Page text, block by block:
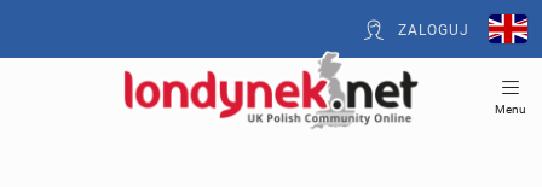
ZALOGUJ
Menu